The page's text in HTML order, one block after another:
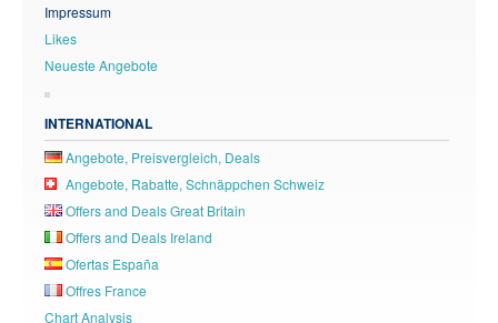
Impressum
Likes
Neueste Angebote
INTERNATIONAL
Angebote, Preisvergleich, Deals
Angebote, Rabatte, Schnäppchen Schweiz
Offers and Deals Great Britain
Offers and Deals Ireland
Ofertas España
Offres France
Chart Analysis